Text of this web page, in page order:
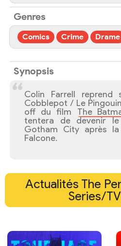
Genres
Comics Crime Drame
Synopsis
Colin Farrell reprend
Cobblepot / Le
off du film
The
tentera de devenir
Gotham City après
Falcone.
Actualités The
Series/TV